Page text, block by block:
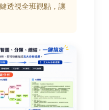
透視全班觀點，讓